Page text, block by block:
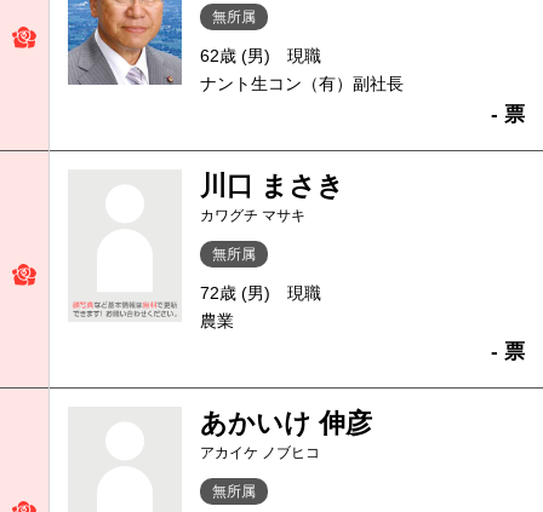
無所属
62歳 (男)
現職
ナント生コン（有）副社長
- 票
川口 まさき
カワグチ マサキ
無所属
72歳 (男)
現職
農業
- 票
あかいけ 伸彦
アカイケ ノブヒコ
無所属